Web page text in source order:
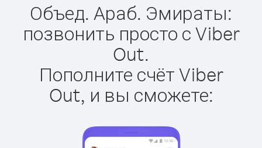
Объед. Араб. Эмираты:
позвонить просто с Viber
Out.
Пополните счёт Viber
Out, и вы сможете: